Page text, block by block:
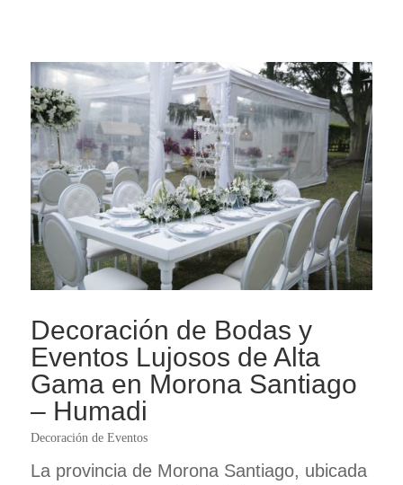
Decoración de Bodas y
Eventos Lujosos de Alta
Gama en Morona Santiago
– Humadi
Decoración de Eventos
La provincia de Morona Santiago, ubicada